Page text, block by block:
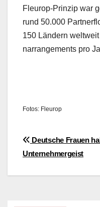
Fleu­rop-Prinzip war
rund 50.000
150 Län­dern
narrange­ments pro
Fotos: Fleu­rop
Deutsche Frauen
Unternehmergeist